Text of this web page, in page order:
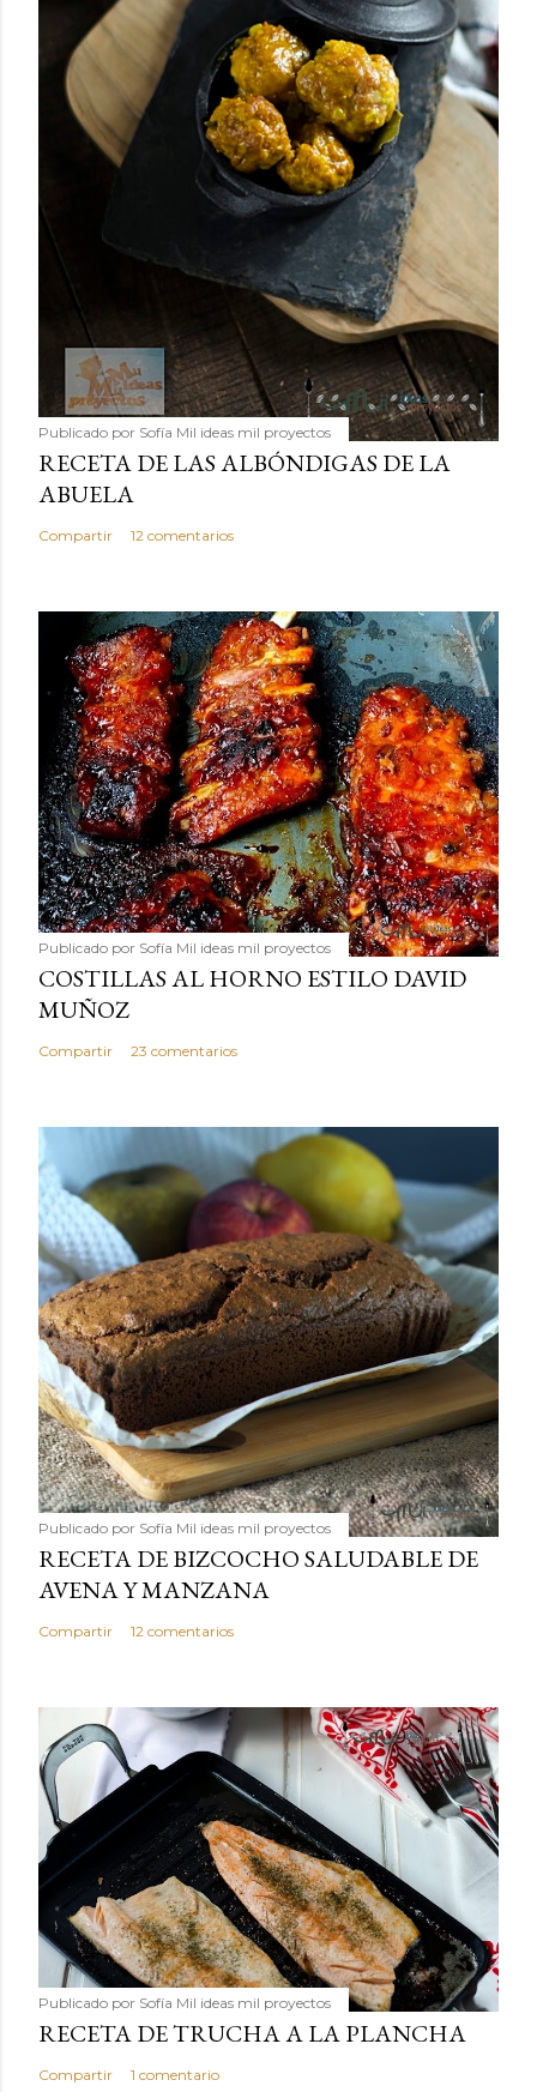
Publicado por Sofía Mil ideas mil proyectos
RECETA DE LAS ALBÓNDIGAS DE LA
ABUELA
Compartir 12 comentarios
Publicado por Sofía Mil ideas mil proyectos
COSTILLAS AL HORNO ESTILO DAVID
MUÑOZ
Compartir 23 comentarios
Publicado por Sofía Mil ideas mil proyectos
RECETA DE BIZCOCHO SALUDABLE DE
AVENA Y MANZANA
Compartir 12 comentarios
Publicado por Sofía Mil ideas mil proyectos
RECETA DE TRUCHA A LA PLANCHA
Compartir 1 comentario